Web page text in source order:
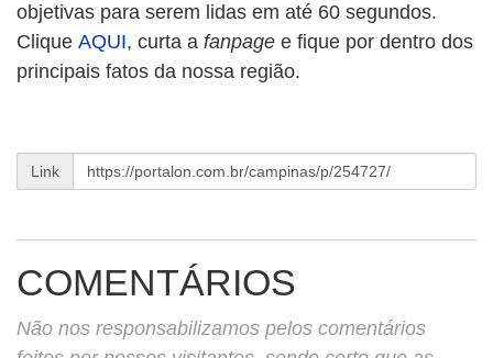
objetivas para serem lidas em até 60 segundos.
Clique AQUI, curta a fanpage e fique por dentro dos
principais fatos da nossa região.
Link
COMENTÁRIOS
Não nos responsabilizamos pelos comentários